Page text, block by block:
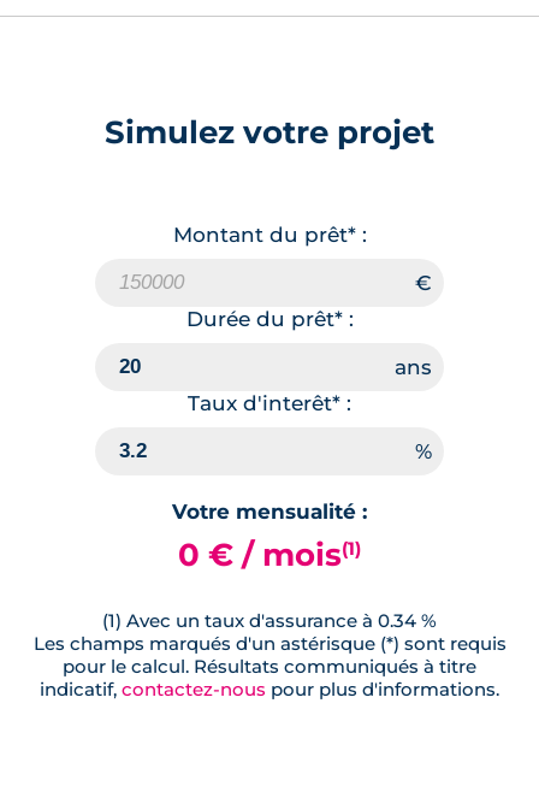
Simulez votre projet
Montant du prêt* :
Durée du prêt* :
Taux d'interêt* :
Votre mensualité :
0 € / mois(1)
(1) Avec un taux d'assurance à 0.34 %
Les champs marqués d'un astérisque (*) sont requis
pour le calcul. Résultats communiqués à titre
indicatif, contactez-nous pour plus d'informations.